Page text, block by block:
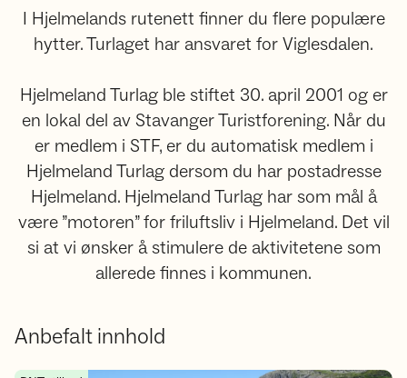
I Hjelmelands rutenett finner du flere populære
hytter. Turlaget har ansvaret for Viglesdalen.
Hjelmeland Turlag ble stiftet 30. april 2001 og er
en lokal del av Stavanger Turistforening. Når du
er medlem i STF, er du automatisk medlem i
Hjelmeland Turlag dersom du har postadresse
Hjelmeland. Hjelmeland Turlag har som mål å
være ”motoren” for friluftsliv i Hjelmeland. Det vil
si at vi ønsker å stimulere de aktivitetene som
allerede finnes i kommunen.
Anbefalt innhold